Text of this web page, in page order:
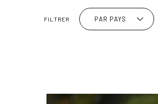
FILTRER PAR PAYS